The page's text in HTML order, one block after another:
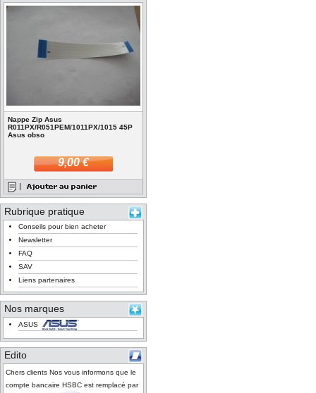
Nappe Zip Asus
R011PX/R051PEM/1011PX/1015 45P
Asus obso
9,00 €
Rubrique pratique
Conseils pour bien acheter
Newsletter
FAQ
SAV
Liens partenaires
Nos marques
ASUS
Edito
Chers clients Nos vous informons que le
compte bancaire HSBC est remplacé par